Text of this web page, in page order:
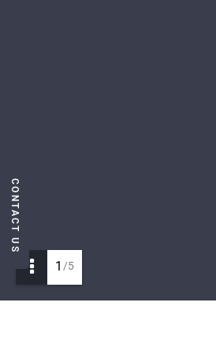
1 /5
CONTACT US